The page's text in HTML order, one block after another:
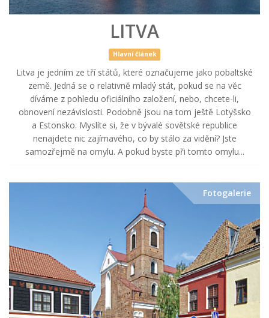
LITVA
Hlavní článek
Litva je jedním ze tří států, které označujeme jako pobaltské
země. Jedná se o relativně mladý stát, pokud se na věc
díváme z pohledu oficiálního založení, nebo, chcete-li,
obnovení nezávislosti. Podobně jsou na tom ještě Lotyšsko
a Estonsko. Myslíte si, že v bývalé sovětské republice
nenajdete nic zajímavého, co by stálo za vidění? Jste
samozřejmě na omylu. A pokud byste při tomto omylu...
Fotogalerie